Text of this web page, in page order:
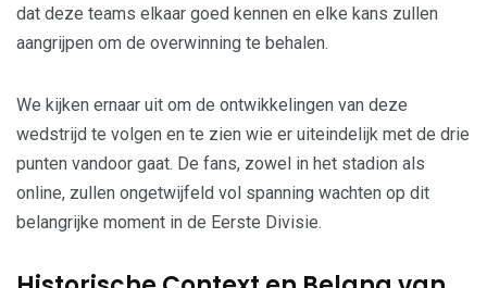
dat deze teams elkaar goed kennen en elke kans zullen
aangrijpen om de overwinning te behalen.
We kijken ernaar uit om de ontwikkelingen van deze
wedstrijd te volgen en te zien wie er uiteindelijk met de drie
punten vandoor gaat. De fans, zowel in het stadion als
online, zullen ongetwijfeld vol spanning wachten op dit
belangrijke moment in de Eerste Divisie.